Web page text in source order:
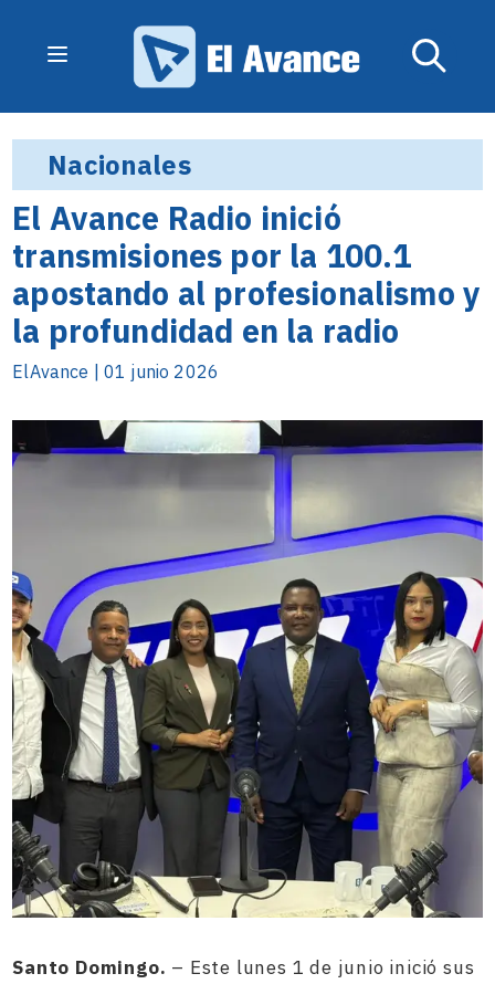
Nacionales
El Avance Radio inició
transmisiones por la 100.1
apostando al profesionalismo y
la profundidad en la radio
ElAvance | 01 junio 2026
Santo Domingo. – Este lunes 1 de junio inició sus